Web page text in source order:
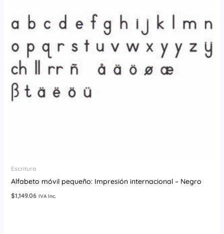
Escritura
Alfabeto móvil pequeño: Impresión internacional – Negro
$1,149.06 IVA Inc.